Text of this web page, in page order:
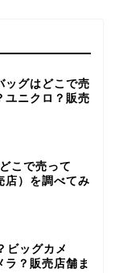
ッグはどこで売
ユニクロ？販売
こで売って
店）を調べてみ
ビッグカメ
ラ？販売店舗ま